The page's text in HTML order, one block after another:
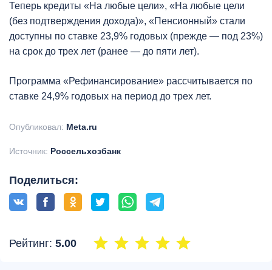
Теперь кредиты «На любые цели», «На любые цели
(без подтверждения дохода)», «Пенсионный» стали
доступны по ставке 23,9% годовых (прежде — под 23%)
на срок до трех лет (ранее — до пяти лет).
Программа «Рефинансирование» рассчитывается по
ставке 24,9% годовых на период до трех лет.
Опубликовал: Meta.ru
Источник: Россельхозбанк
Поделиться:
Рейтинг: 5.00